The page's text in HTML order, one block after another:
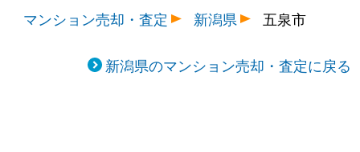
マンション売却・査定
新潟県 五泉市
新潟県のマンション売却・査定に戻る